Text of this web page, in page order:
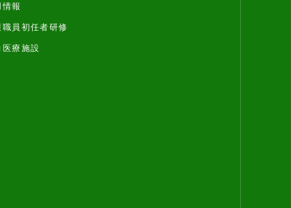
情報
職員初任者研修
医療施設